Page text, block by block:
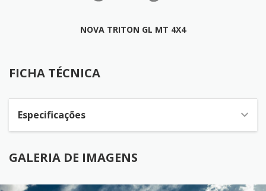
NOVA TRITON GL MT 4X4
FICHA TÉCNICA
Especificações
GALERIA DE IMAGENS